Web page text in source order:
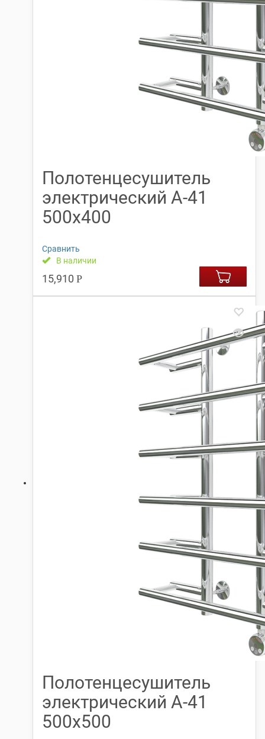
Полотенцесушитель
электрический А-41
500х400
Сравнить
В наличии
15,910 Р
Полотенцесушитель
электрический А-41
500х500